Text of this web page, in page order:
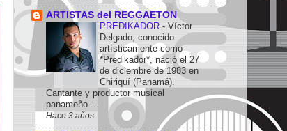
ARTISTAS del REGGAETON
PREDIKADOR - Víctor
Delgado, conocido
artísticamente como
*Predikador*, nació el 27
de diciembre de 1983 en
Chiriquí (Panamá).
Cantante y productor musical
panameño ...
Hace 3 años